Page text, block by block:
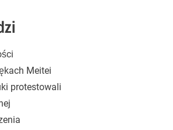
Meitei
protestowali